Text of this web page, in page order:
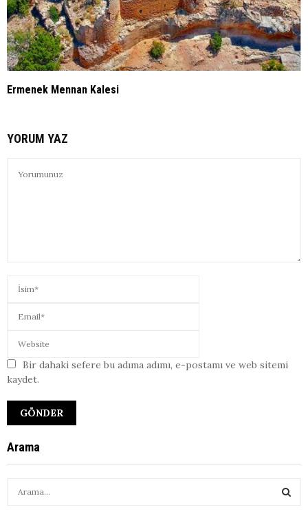
Ermenek Mennan Kalesi
YORUM YAZ
Bir dahaki sefere bu adıma adımı, e-postamı ve web sitemi
kaydet.
Arama